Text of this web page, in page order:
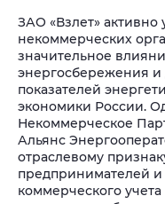
ЗАО «Взлет» активно
некоммерческих
значительное
энергосбережения
показателей
экономики России.
Некоммерческое
Альянс
отраслевому
предпринимателей
коммерческого